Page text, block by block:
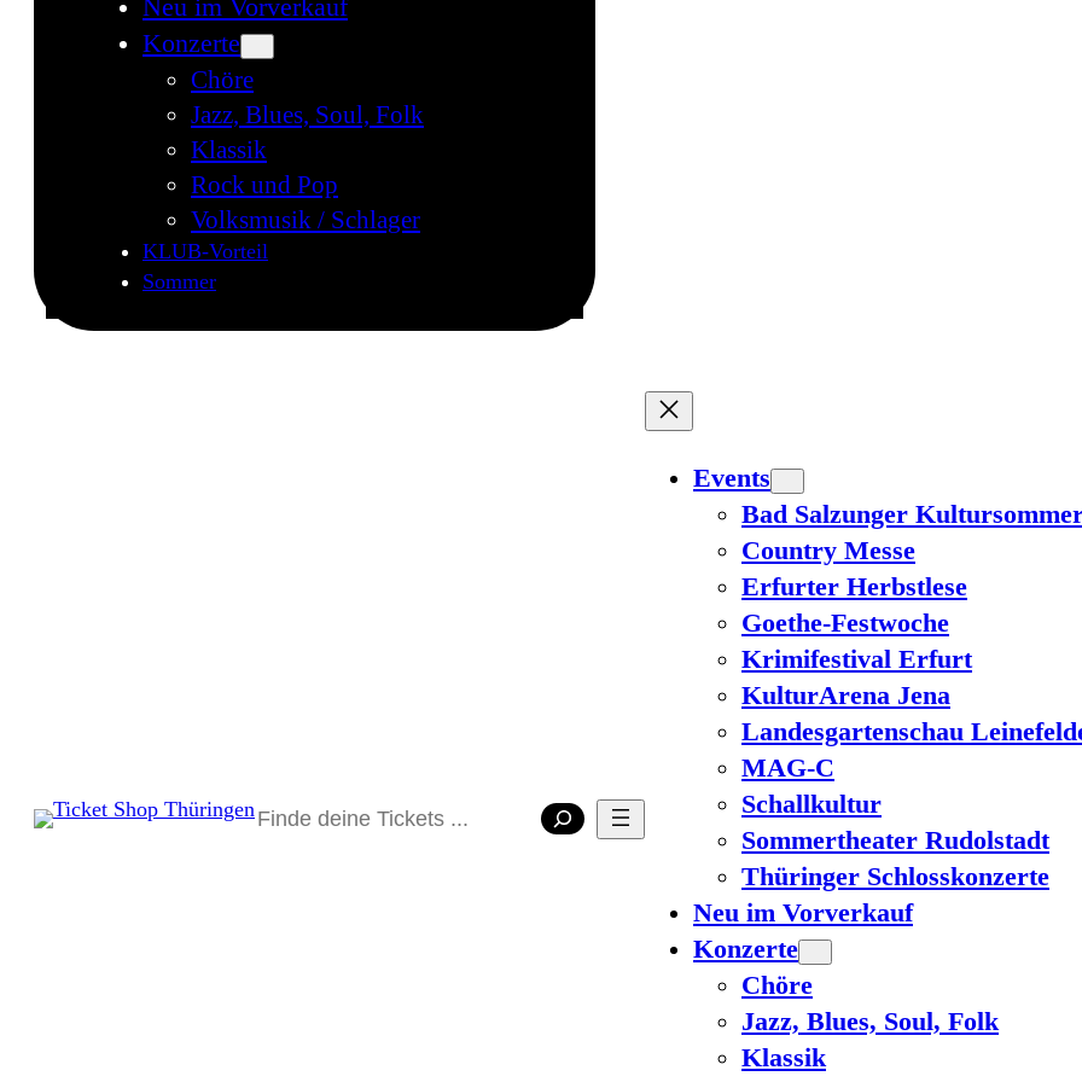
Neu im Vorverkauf
Konzerte
Chöre
Jazz, Blues, Soul, Folk
Klassik
Rock und Pop
Volksmusik / Schlager
KLUB-Vorteil
Sommer
Suchen
Events
Bad Salzunger
Country Messe
Erfurter Herbstlese
Goethe-Festwoche
Krimifestival Erfurt
KulturArena Jena
Landesgartenschau
MAG-C
Schallkultur
Sommertheater Rudolstadt
Thüringer Schlosskonzerte
Neu im Vorverkauf
Konzerte
Chöre
Jazz, Blues, Soul, Folk
Klassik